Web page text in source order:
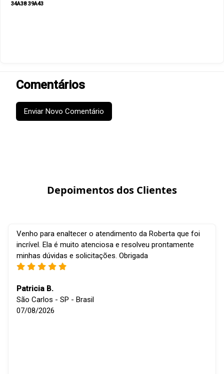
34A38 39A43
Comentários
Enviar Novo Comentário
Depoimentos dos Clientes
Venho para enaltecer o atendimento da Roberta que foi
incrível. Ela é muito atenciosa e resolveu prontamente
minhas dúvidas e solicitações. Obrigada
Patricia B.
São Carlos - SP - Brasil
07/08/2026